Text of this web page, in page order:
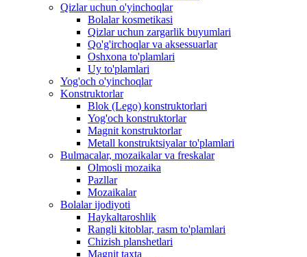
Qizlar uchun o'yinchoqlar
Bolalar kosmetikasi
Qizlar uchun zargarlik buyumlari
Qo'g'irchoqlar va aksessuarlar
Oshxona to'plamlari
Uy to'plamlari
Yog'och o'yinchoqlar
Konstruktorlar
Blok (Lego) konstruktorlari
Yog'och konstruktorlar
Magnit konstruktorlar
Metall konstruktsiyalar to'plamlari
Bulmacalar, mozaikalar va freskalar
Olmosli mozaika
Pazllar
Mozaikalar
Bolalar ijodiyoti
Haykaltaroshlik
Rangli kitoblar, rasm to'plamlari
Chizish planshetlari
Magnit taxta